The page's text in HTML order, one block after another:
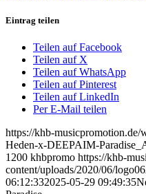
Eintrag teilen
Teilen auf Facebook
Teilen auf X
Teilen auf WhatsApp
Teilen auf Pinterest
Teilen auf LinkedIn
Per E-Mail teilen
https://khb-musicpromotion.de/
Heden-x-DEEPAIM-
1200 khbpromo https://khb-
content/uploads/2020/06/
06:12:332025-05-29 09:49:35